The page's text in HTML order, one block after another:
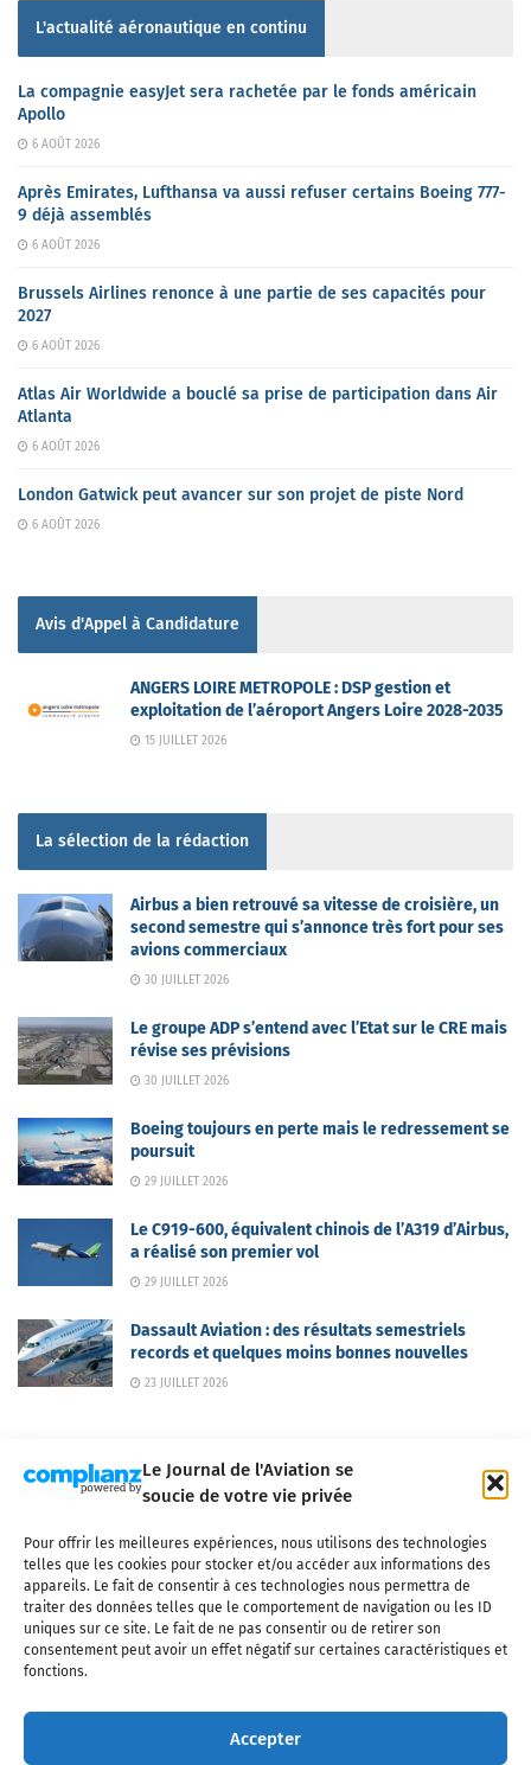
Le Journal de l'Aviation se
soucie de votre vie privée
Pour offrir les meilleures expériences, nous utilisons des technologies
telles que les cookies pour stocker et/ou accéder aux informations des
appareils. Le fait de consentir à ces technologies nous permettra de
traiter des données telles que le comportement de navigation ou les ID
uniques sur ce site. Le fait de ne pas consentir ou de retirer son
consentement peut avoir un effet négatif sur certaines caractéristiques et
fonctions.
Accepter
L'actualité aéronautique en continu
La compagnie easyJet sera rachetée par le fonds américain
Apollo
6 AOÛT 2026
Après Emirates, Lufthansa va aussi refuser certains Boeing 777-
9 déjà assemblés
6 AOÛT 2026
Brussels Airlines renonce à une partie de ses capacités pour
2027
6 AOÛT 2026
Atlas Air Worldwide a bouclé sa prise de participation dans Air
Atlanta
6 AOÛT 2026
London Gatwick peut avancer sur son projet de piste Nord
6 AOÛT 2026
Avis d'Appel à Candidature
ANGERS LOIRE METROPOLE : DSP gestion et
exploitation de l’aéroport Angers Loire 2028-2035
15 JUILLET 2026
La sélection de la rédaction
Airbus a bien retrouvé sa vitesse de croisière, un
second semestre qui s’annonce très fort pour ses
avions commerciaux
30 JUILLET 2026
Le groupe ADP s’entend avec l’Etat sur le CRE mais
révise ses prévisions
30 JUILLET 2026
Boeing toujours en perte mais le redressement se
poursuit
29 JUILLET 2026
Le C919-600, équivalent chinois de l’A319 d’Airbus,
a réalisé son premier vol
29 JUILLET 2026
Dassault Aviation : des résultats semestriels
records et quelques moins bonnes nouvelles
23 JUILLET 2026
Qui sommes-nous ? Nous contacter
Partenaires
Mentions légales
CGV Politique de confidentialité Cookies
l'industrie aéronautique, l'aviation commerciale, l'aviation d'affaires, les